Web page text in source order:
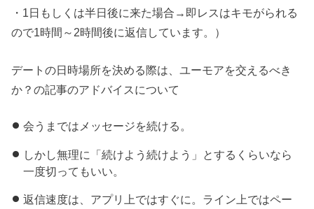
・1日もしくは半日後に来た場合→即レスはキモがられる
ので1時間～2時間後に返信しています。）
デートの日時場所を決める際は、ユーモアを交えるべき
か？の記事のアドバイスについて
会うまではメッセージを続ける。
しかし無理に「続けよう続けよう」とするくらいなら
一度切ってもいい。
返信速度は、アプリ上ではすぐに。ライン上ではペー